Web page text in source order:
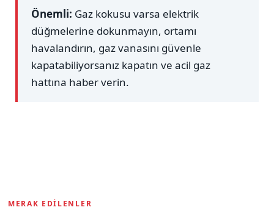
Önemli: Gaz kokusu varsa elektrik
düğmelerine dokunmayın, ortamı
havalandırın, gaz vanasını güvenle
kapatabiliyorsanız kapatın ve acil gaz
hattına haber verin.
MERAK EDILENLER